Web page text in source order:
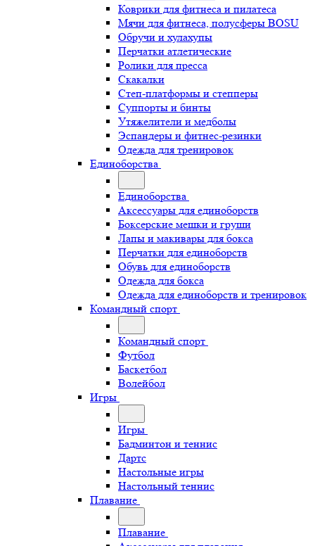
Коврики для фитнеса и пилатеса
Мячи для фитнеса, полусферы BOSU
Обручи и хулахупы
Перчатки атлетические
Ролики для пресса
Скакалки
Степ-платформы и степперы
Суппорты и бинты
Утяжелители и медболы
Эспандеры и фитнес-резинки
Одежда для тренировок
Единоборства
Единоборства
Аксессуары для единоборств
Боксерские мешки и груши
Лапы и макивары для бокса
Перчатки для единоборств
Обувь для единоборств
Одежда для бокса
Одежда для единоборств и тренировок
Командный спорт
Командный спорт
Футбол
Баскетбол
Волейбол
Игры
Игры
Бадминтон и теннис
Дартс
Настольные игры
Настольный теннис
Плавание
Плавание